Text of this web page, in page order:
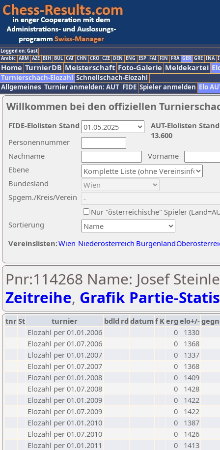
Logged on: Gast
Arabic ARM AZE BIH BUL CAT CHN CRO CZE DEN ENG ESP FAI FIN FRA GER GRE INA
Home TurnierDB Meisterschaft Foto-Galerie Meldekartei
Turnierschach-Elozahl Schnellschach-Elozahl
Allgemeines Turnier anmelden: AUT FIDE Spieler anmelden Elo
Willkommen bei den offiziellen
Nachname
Vorname
Ebene
Sortierung
Personennummer
Bundesland
Spgem./Kreis/Verein
Nur "österreichische" Spieler
Vereinslisten:Wien Niederösterreich Burgenland
AUT-Elolisten
13.600
FIDE-Elolisten Stand
Pnr:114268 Name: Josef
Zeitreihe, Grafik Partie-
tnrSt turnier bdld rd datumf Kerg elo+/-
Elozahl per 01.01.2006
0
1330
Elozahl per 01.07.2006
0
1368
Elozahl per 01.01.2007
0
1337
Elozahl per 01.07.2007
0
1368
Elozahl per 01.01.2008
0
1409
Elozahl per 01.07.2008
0
1428
Elozahl per 01.01.2009
0
1422
Elozahl per 01.07.2009
0
1422
Elozahl per 01.01.2010
0
1387
Elozahl per 01.07.2010
0
1426
Elozahl per 01.01.2011
0
1413